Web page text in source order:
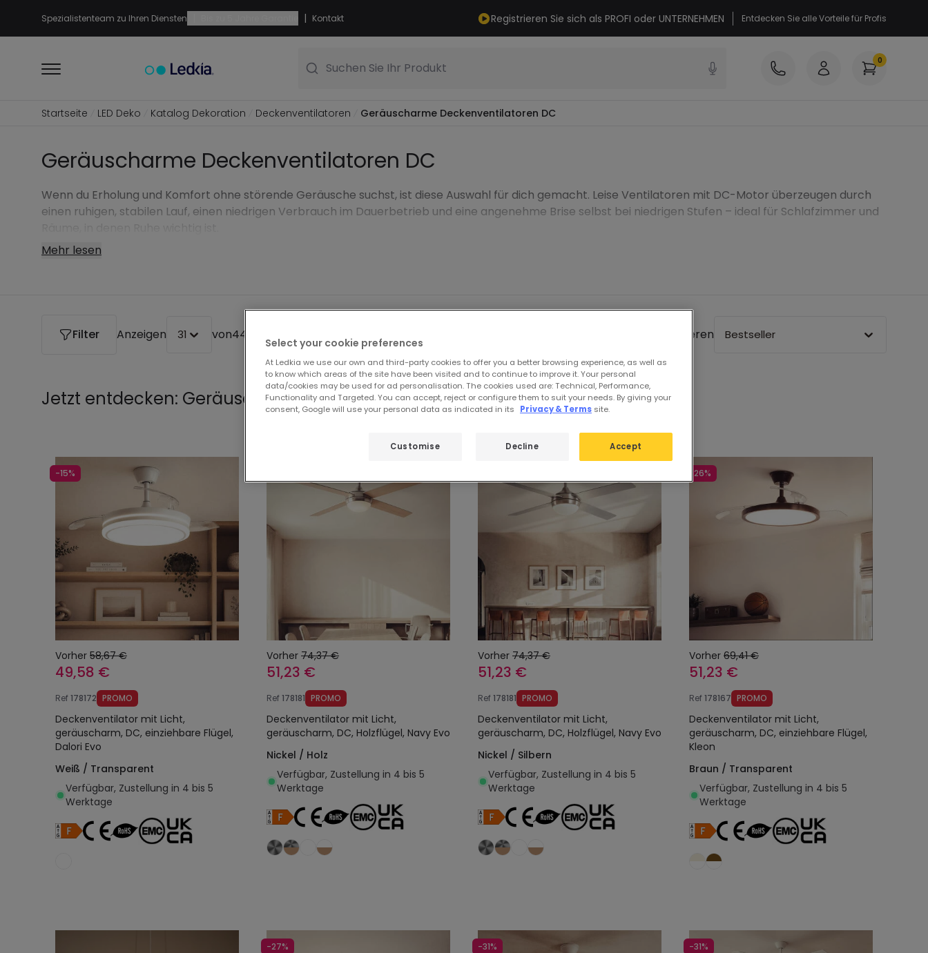
Spezialistenteam zu Ihren Diensten | Kontakt Registrieren Sie sich als PROFI oder UNTERNEHMEN Entdecken Sie alle Vorteile für Profis
Suchen Sie Ihr Produkt 0
Startseite LED Deko Katalog Dekoration Deckenventilatoren Geräuscharme Deckenventilatoren DC
Geräuscharme Deckenventilatoren DC
Wenn du Erholung und Komfort ohne störende Geräusche suchst, ist diese Auswahl für dich gemacht. Leise Ventilatoren mit DC-Motor überzeugen durch
einen ruhigen, stabilen Lauf, einen niedrigen Verbrauch im Dauerbetrieb und eine angenehme Brise selbst bei niedrigen Stufen – ideal für Schlafzimmer und
Mehr lesen
Filter Anzeigen 31 von44 Produkte Sortieren Bestseller
Jetzt entdecken: Geräuscharme Deckenventilatoren DC
-15%
Vorher 58,67 €
49,58 €
Ref178172 PROMO
Deckenventilator mit Licht,
geräuscharm, DC, einziehbare Flügel,
Dalori Evo
Weiß / Transparent
Verfügbar, Zustellung in 4 bis 5
Werktage
Vorher 74,37 €
51,23 €
Ref178181 PROMO
Deckenventilator mit Licht,
geräuscharm, DC, Holzflügel, Navy Evo
Nickel / Holz
Verfügbar, Zustellung in 4 bis 5
Werktage
Vorher 74,37 €
51,23 €
Ref178181 PROMO
Deckenventilator mit Licht,
geräuscharm, DC, Holzflügel, Navy Evo
Nickel / Silbern
Verfügbar, Zustellung in 4 bis 5
Werktage
-26%
Vorher 69,41 €
51,23 €
Ref178167 PROMO
Deckenventilator mit Licht,
geräuscharm, DC, einziehbare Flügel,
Kleon
Braun / Transparent
Verfügbar, Zustellung in 4 bis 5
Werktage
-27% -31% -31%
Select your cookie preferences
At Ledkia we use our own and third-party cookies to offer you a better browsing experience, as well as
to know which areas of the site have been visited and to continue to improve it. Your personal
data/cookies may be used for ad personalisation. The cookies used are: Technical, Performance,
Functionality and Targeted. You can accept, reject or configure them to suit your needs. By giving your
consent, Google will use your personal data as indicated in its
Privacy & Terms site.
Decline Accept
Customise